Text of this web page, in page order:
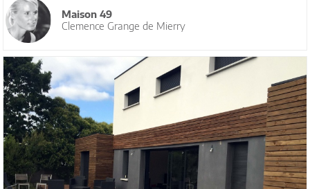
Maison 49
Clemence Grange de Mierry